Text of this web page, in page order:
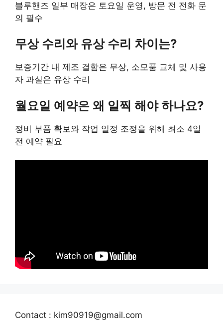
블루핸즈 일부 매장은 토요일 운영, 방문 전 전화 문
의 필수
무상 수리와 유상 수리 차이는?
보증기간 내 제조 결함은 무상, 소모품 교체 및 사용
자 과실은 유상 수리
월요일 예약은 왜 일찍 해야 하나요?
정비 부품 확보와 작업 일정 조정을 위해 최소 4일
전 예약 필요
Contact : kim90919@gmail.com